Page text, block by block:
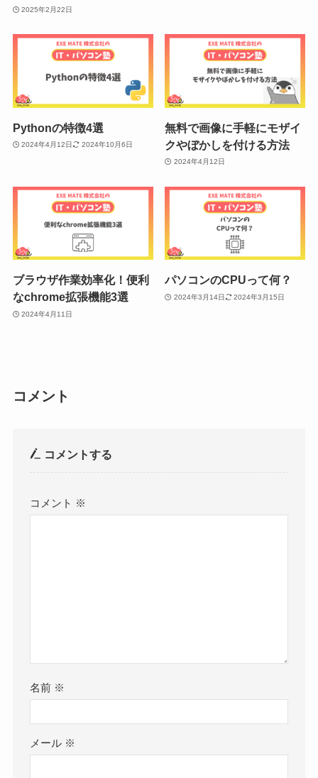
2025年2月22日
Pythonの特徴4選
2024年4月12日 2024年10月6日
無料で画像に手軽にモザイ
クやぼかしを付ける方法
2024年4月12日
ブラウザ作業効率化！便利
なchrome拡張機能3選
2024年4月11日
パソコンのCPUって何？
2024年3月14日 2024年3月15日
コメント
コメントする
コメント ※
名前 ※
メール ※